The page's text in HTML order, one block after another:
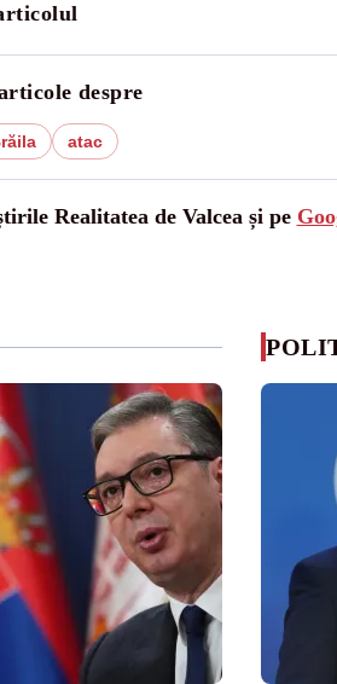
despre
atac
Realitatea de Valcea și pe